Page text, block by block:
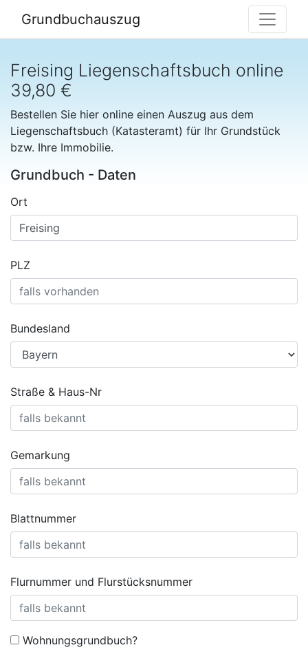
Grundbuchauszug
Freising Liegenschaftsbuch online
39,80 €
Bestellen Sie hier online einen Auszug aus dem
Liegenschaftsbuch (Katasteramt) für Ihr Grundstück
bzw. Ihre Immobilie.
Grundbuch - Daten
Ort
PLZ
Bundesland
Straße & Haus-Nr
Gemarkung
Blattnummer
Flurnummer und Flurstücksnummer
Wohnungsgrundbuch?